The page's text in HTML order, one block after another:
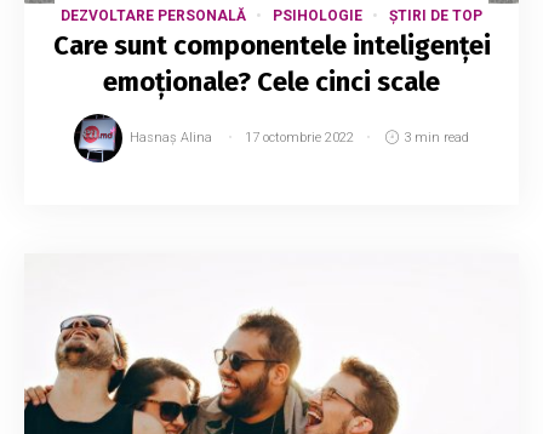
DEZVOLTARE PERSONALĂ PSIHOLOGIE ȘTIRI DE TOP
Care sunt componentele inteligenței
emoționale? Cele cinci scale
Hasnaș Alina 17 octombrie 2022 3 min read